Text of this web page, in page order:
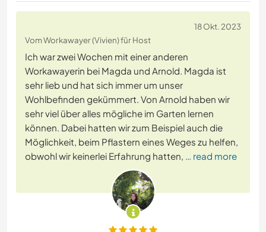
18 Okt. 2023
Vom Workawayer (Vivien) für Host
Ich war zwei Wochen mit einer anderen
Workawayerin bei Magda und Arnold. Magda ist
sehr lieb und hat sich immer um unser
Wohlbefinden gekümmert. Von Arnold haben wir
sehr viel über alles mögliche im Garten lernen
können. Dabei hatten wir zum Beispiel auch die
Möglichkeit, beim Pflastern eines Weges zu helfen,
obwohl wir keinerlei Erfahrung hatten, … read more